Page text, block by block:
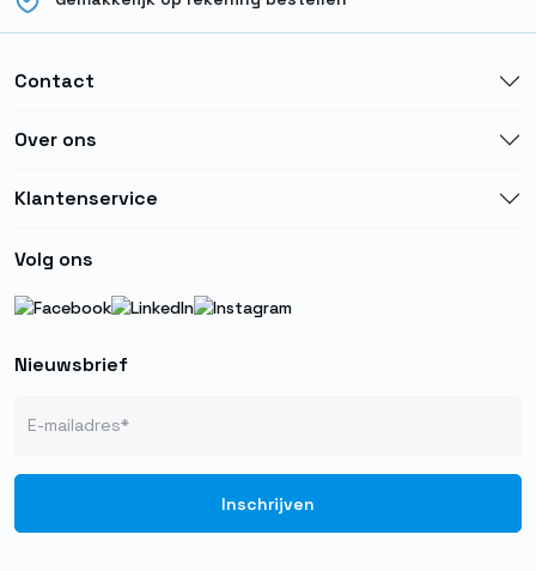
Contact
Over ons
Klantenservice
Volg ons
Nieuwsbrief